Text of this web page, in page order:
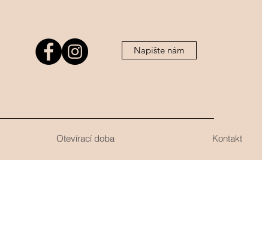
Napište nám
Otevírací doba Kontakt